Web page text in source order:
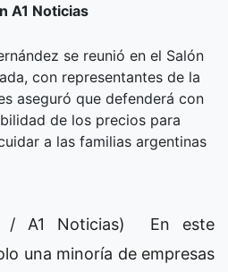
A1 Noticias
se reunió en el Salón
con representantes de la
aseguró que defenderá con
de los precios para
a las familias argentinas
/ A1 Noticias) En este
una minoría de empresas